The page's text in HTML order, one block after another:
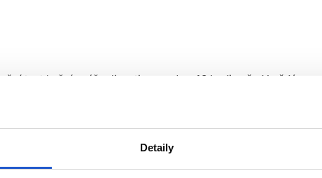
Detaily
test kožní snášenlivosti proveden 48 hodin před každým
předloktí) a nechte působit. Pokud se během testu nebo do